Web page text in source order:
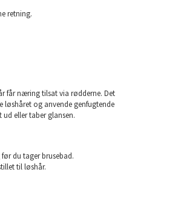
retning.
får næring tilsat via rødderne. Det
løshåret og anvende genfugtende
eller taber glansen.
du tager brusebad.
til løshår.